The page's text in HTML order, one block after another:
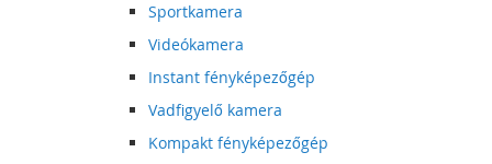
Sportkamera
Videókamera
Instant fényképezőgép
Vadfigyelő kamera
Kompakt fényképezőgép